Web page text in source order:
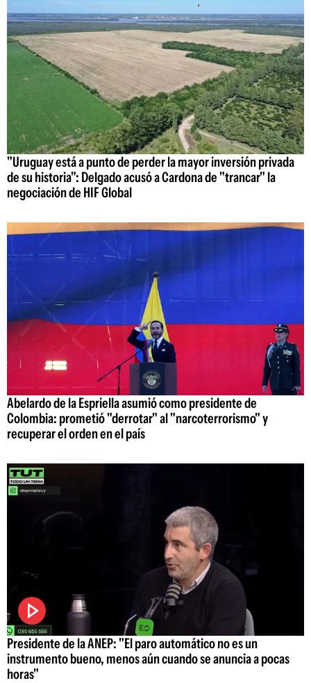
"Uruguay está a punto de perder la mayor inversión privada
de su historia": Delgado acusó a Cardona de "trancar" la
negociación de HIF Global
Abelardo de la Espriella asumió como presidente de
Colombia: prometió "derrotar" al "narcoterrorismo" y
recuperar el orden en el país
Presidente de la ANEP: "El paro automático no es un
instrumento bueno, menos aún cuando se anuncia a pocas
horas"